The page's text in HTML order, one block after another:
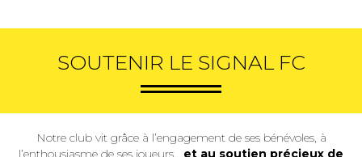
SOUTENIR LE SIGNAL FC
Notre club vit grâce à l’engagement de ses bénévoles, à
l’enthousiasme de ses joueurs… et au soutien précieux de